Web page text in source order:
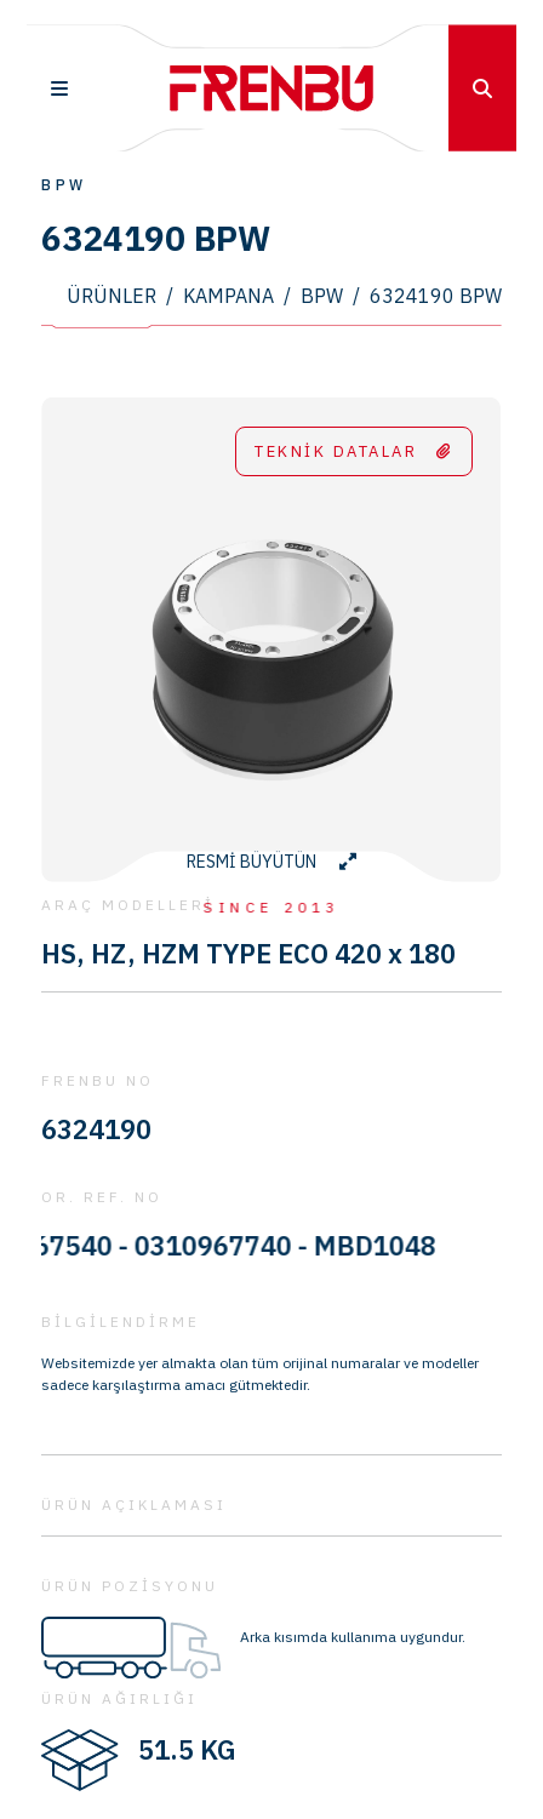
SINCE 2013
BPW
6324190 BPW
ÜRÜNLER / KAMPANA / BPW / 6324190 BPW
TEKNİK DATALAR
RESMİ BÜYÜTÜN
ARAÇ MODELLERİ
HS, HZ, HZM TYPE ECO 420 x 180
FRENBU NO
6324190
OR. REF. NO
- 0310967740 - MBD1048
BİLGİLENDİRME
Websitemizde yer almakta olan tüm orijinal numaralar ve modeller
sadece karşılaştırma amacı gütmektedir.
ÜRÜN AÇIKLAMASI
ÜRÜN POZİSYONU
Arka kısımda kullanıma uygundur.
ÜRÜN AĞIRLIĞI
51.5 KG